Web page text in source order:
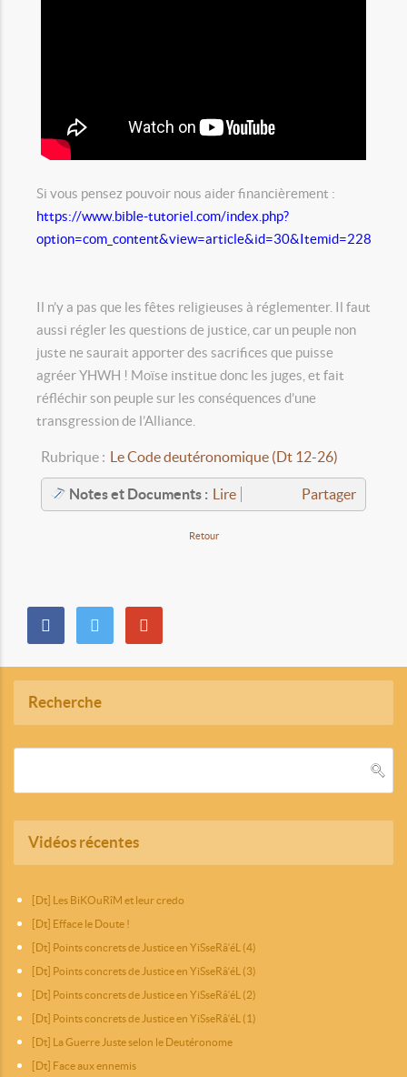
Si vous pensez pouvoir nous aider financièrement :
https://www.bible-tutoriel.com/index.php?
option=com_content&view=article&id=30&Itemid=228
Il n’y a pas que les fêtes religieuses à réglementer. Il faut
aussi régler les questions de justice, car un peuple non
juste ne saurait apporter des sacrifices que puisse
agréer YHWH ! Moïse institue donc les juges, et fait
réfléchir son peuple sur les conséquences d’une
transgression de l’Alliance.
Rubrique : Le Code deutéronomique (Dt 12-26)
Partager
Notes et Documents : Lire
Retour
Recherche
Vidéos récentes
[Dt] Les BiKOuRîM et leur credo
[Dt] Efface le Doute !
[Dt] Points concrets de Justice en YiSseRâ‘éL (4)
[Dt] Points concrets de Justice en YiSseRâ‘éL (3)
[Dt] Points concrets de Justice en YiSseRâ‘éL (2)
[Dt] Points concrets de Justice en YiSseRâ‘éL (1)
[Dt] La Guerre Juste selon le Deutéronome
[Dt] Face aux ennemis